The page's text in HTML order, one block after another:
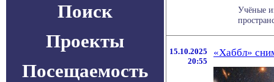
Поиск
Проекты
Посещаемость
Учёные
15.10.2025
20:55
«Хаббл»